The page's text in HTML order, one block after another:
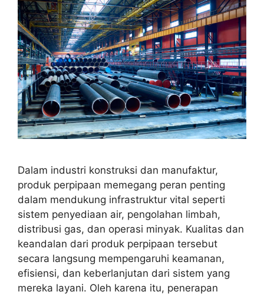
Dalam industri konstruksi dan manufaktur,
produk perpipaan memegang peran penting
dalam mendukung infrastruktur vital seperti
sistem penyediaan air, pengolahan limbah,
distribusi gas, dan operasi minyak. Kualitas dan
keandalan dari produk perpipaan tersebut
secara langsung mempengaruhi keamanan,
efisiensi, dan keberlanjutan dari sistem yang
mereka layani. Oleh karena itu, penerapan